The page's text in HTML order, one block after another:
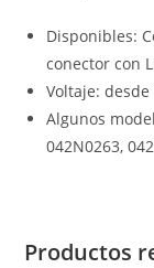
Disponibles:
conector con
Voltaje: desde
Algunos
042N0263,
Productos